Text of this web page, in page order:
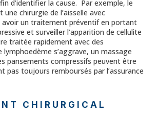
d’identifier la cause. Par exemple, le
chirurgie de l’aisselle avec
un traitement préventif en portant
et surveiller l’apparition de cellulite
traitée rapidement avec des
s’aggrave, un massage
pansements compressifs peuvent être
pas toujours remboursés par l’assurance
CHIRURGICAL